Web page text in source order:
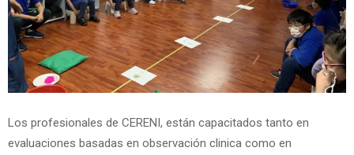
Los profesionales de CERENI, están capacitados tanto en
evaluaciones basadas en observación clinica como en